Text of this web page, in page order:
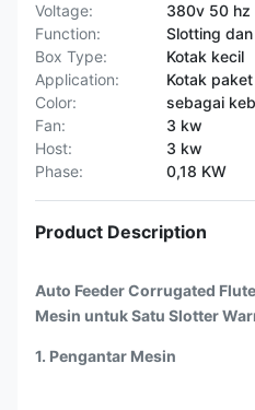
Voltage:
380v 50 hz
Function:
Slotting
Box Type:
Kotak kecil
Application:
Kotak
Color:
sebagai
Fan:
3 kw
Host:
3 kw
Phase:
0,18 KW
Product Description
Auto Feeder Corrugated
Mesin untuk Satu Slotter
1. Pengantar Mesin